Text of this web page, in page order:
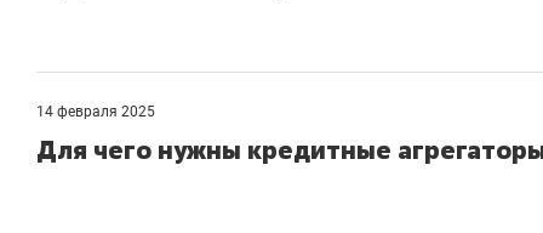
14 февраля 2025
Для чего нужны кредитные